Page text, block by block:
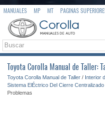
MANUALES MP MT PAGINAS
Toyota Corolla Manual de Taller:
Toyota Corolla Manual de Taller / Interior
Sistema ElÉctrico Del Cierre
Problemas